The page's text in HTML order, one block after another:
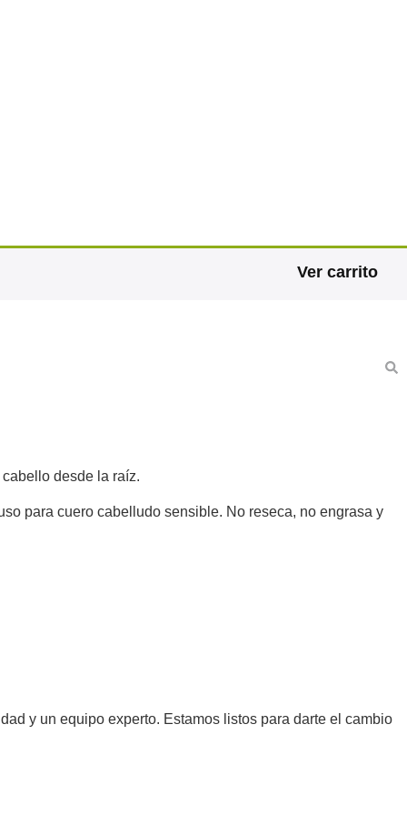
Ver carrito
desde la raíz.
para cuero cabelludo sensible. No reseca, no engrasa y
y un equipo experto. Estamos listos para darte el cambio